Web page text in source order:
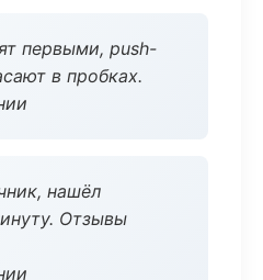
первыми, push-
в пробках.
нашёл
Отзывы